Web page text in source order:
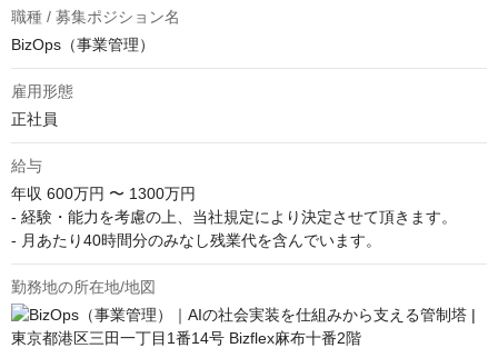
職種 / 募集ポジション名
BizOps（事業管理）
雇用形態
正社員
給与
年収 600万円 〜 1300万円
- 経験・能力を考慮の上、当社規定により決定させて頂きます。
- 月あたり40時間分のみなし残業代を含んでいます。
勤務地の所在地/地図